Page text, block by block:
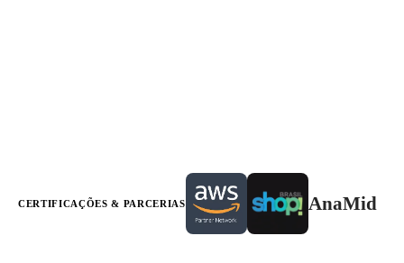
CERTIFICAÇÕES & PARCERIAS AnaMid